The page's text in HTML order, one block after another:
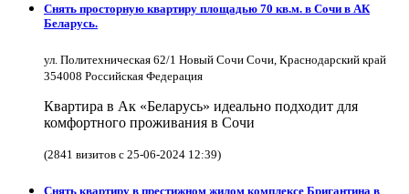
Снять просторную квартиру площадью 70 кв.м. в Сочи в АК
Беларусь.
ул. Политехническая 62/1 Новый Сочи Сочи, Краснодарский край
354008 Российская Федерация
Квартира в Ак «Беларусь» идеально подходит для
комфортного проживания в Сочи
(2841 визитов с 25-06-2024 12:39)
Снять квартиру в престижном жилом комплексе Бригантина в